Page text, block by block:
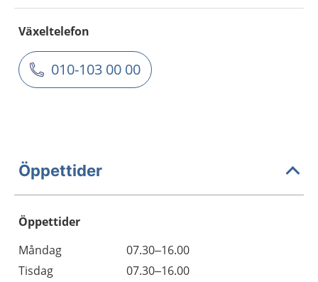
Växeltelefon
010-103 00 00
Öppettider
Öppettider
Dag
Öppettider
Kommentarer
Måndag
07.30–16.00
Tisdag
07.30–16.00